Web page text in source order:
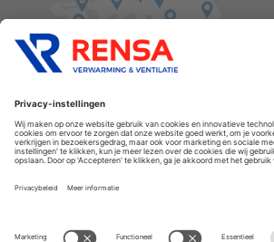
Cookies
Privacyverklaring
Disclaimer